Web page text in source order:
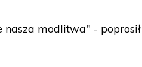
nasza modlitwa" - poprosił